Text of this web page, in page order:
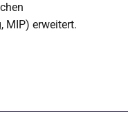
MIP) erweitert.